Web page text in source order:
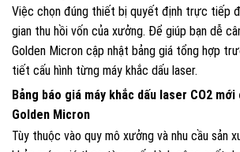
Việc chọn đúng thiết bị quyết định trực tiếp
gian thu hồi vốn của xưởng. Để giúp bạn dễ
Golden Micron cập nhật bảng giá tổng hợp
tiết cấu hình từng máy khắc dấu laser.
Bảng báo giá máy khắc dấu laser CO2
Golden Micron
Tùy thuộc vào quy mô xưởng và nhu cầu sản